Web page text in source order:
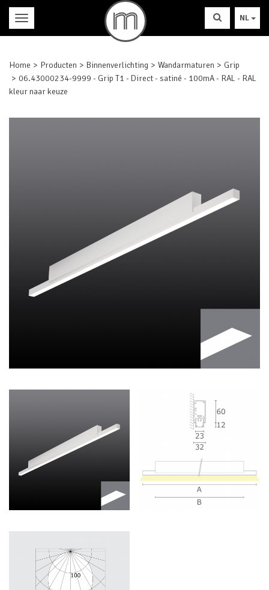
NL
Home Producten Binnenverlichting Wandarmaturen
Grip
06.43000234-9999 - Grip T1 - Direct - satiné - 100mA - RAL - RAL
kleur naar keuze